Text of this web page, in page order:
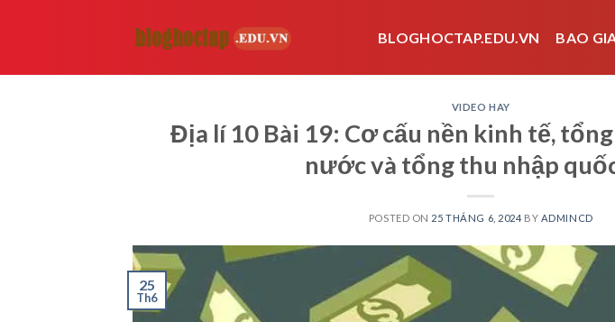
BLOGHOCTAP.EDU.VN BAO
VIDEO HAY
Địa lí 10 Bài 19: Cơ cấu nền kinh tế,
nước và tổng thu nhập
POSTED ON 25 THÁNG 6, 2024 BY ADMINCD
25
Th6